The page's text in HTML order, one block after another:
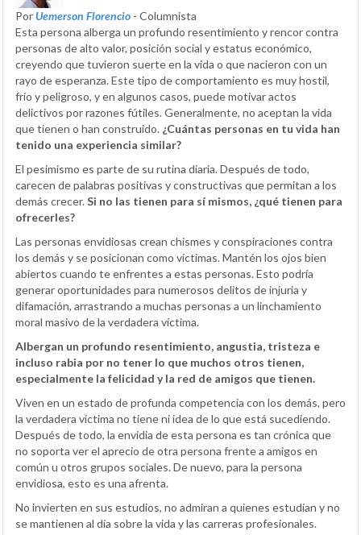
PorUemerson Florencio - Columnista
Esta persona alberga un profundo resentimiento y rencor contra
personas de alto valor, posición social y estatus económico,
creyendo que tuvieron suerte en la vida o que nacieron con un
rayo de esperanza. Este tipo de comportamiento es muy hostil,
frío y peligroso, y en algunos casos, puede motivar actos
delictivos por razones fútiles. Generalmente, no aceptan la vida
que tienen o han construido. ¿Cuántas personas en tu vida han
tenido una experiencia similar?
El pesimismo es parte de su rutina diaria. Después de todo,
carecen de palabras positivas y constructivas que permitan a los
demás crecer.Si no las tienen para sí mismos, ¿qué tienen para
ofrecerles?
Las personas envidiosas crean chismes y conspiraciones contra
los demás y se posicionan como víctimas. Mantén los ojos bien
abiertos cuando te enfrentes a estas personas. Esto podría
generar oportunidades para numerosos delitos de injuria y
difamación, arrastrando a muchas personas a un linchamiento
moral masivo de la verdadera víctima.
Albergan un profundo resentimiento, angustia, tristeza e
incluso rabia por no tener lo que muchos otros tienen,
especialmente la felicidad y la red de amigos que tienen.
Viven en un estado de profunda competencia con los demás, pero
la verdadera víctima no tiene ni idea de lo que está sucediendo.
Después de todo, la envidia de esta persona es tan crónica que
no soporta ver el aprecio de otra persona frente a amigos en
común u otros grupos sociales. De nuevo, para la persona
envidiosa, esto es una afrenta.
No invierten en sus estudios, no admiran a quienes estudian y no
se mantienen al día sobre la vida y las carreras profesionales.